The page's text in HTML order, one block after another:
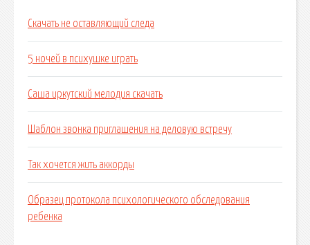
Скачать не оставляющий следа
5 ночей в психушке играть
Саша иркутский мелодия скачать
Шаблон звонка приглашения на деловую встречу
Так хочется жить аккорды
Образец протокола психологического обследования
ребенка